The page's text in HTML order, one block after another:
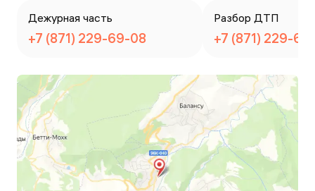
Дежурная часть
+7 (871) 229-69-08
Разбор ДТП
+7 (871) 229-